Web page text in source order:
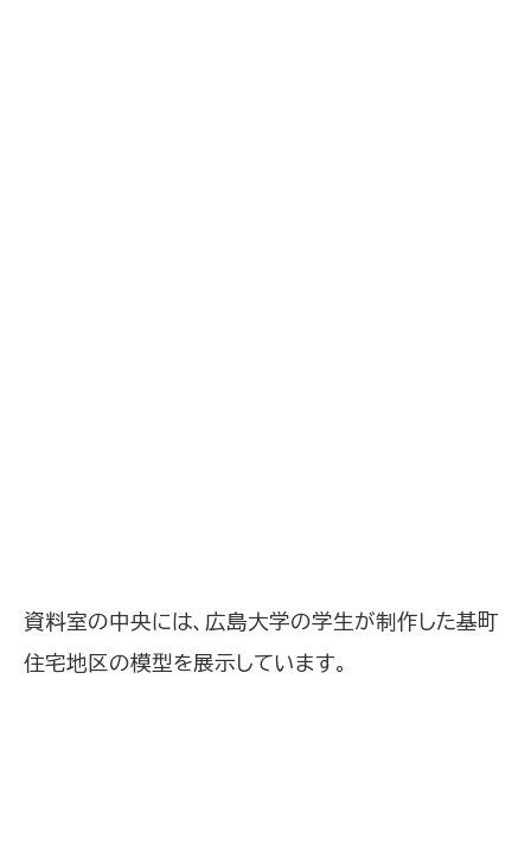
資料室の中央には、広島大学の学生が制作した基町
住宅地区の模型を展示しています。